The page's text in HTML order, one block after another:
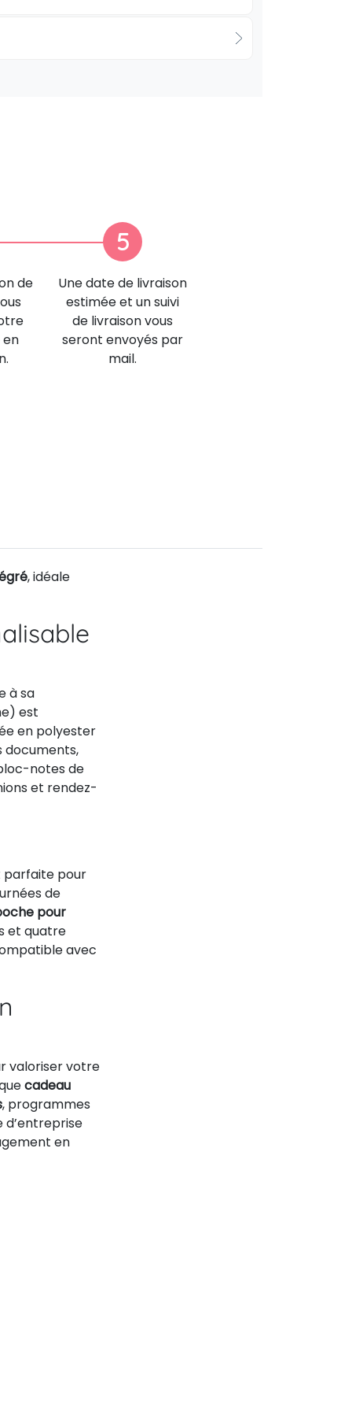
de
5
Une date de livraison
estimée et un suivi
de livraison vous
seront envoyés par
mail.
, idéale
à sa
est
en polyester
documents,
notes de
et rendez-
parfaite pour
de
pour
et quatre
avec
valoriser votre
cadeau
, programmes
en